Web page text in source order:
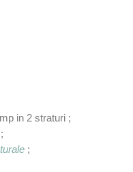
in 2 straturi ;
;